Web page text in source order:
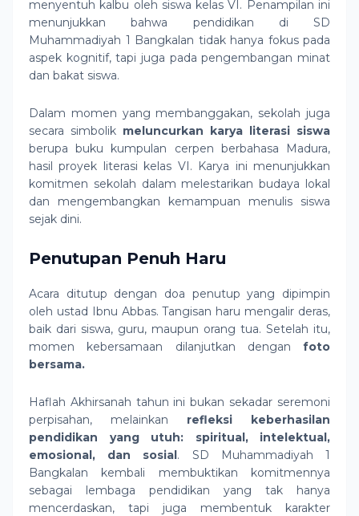
menyentuh kalbu oleh siswa kelas VI. Penampilan ini
menunjukkan bahwa pendidikan di SD
Muhammadiyah 1 Bangkalan tidak hanya fokus pada
aspek kognitif, tapi juga pada pengembangan minat
dan bakat siswa.
Dalam momen yang membanggakan, sekolah juga
secara simbolik meluncurkan karya literasi siswa
berupa buku kumpulan cerpen berbahasa Madura,
hasil proyek literasi kelas VI. Karya ini menunjukkan
komitmen sekolah dalam melestarikan budaya lokal
dan mengembangkan kemampuan menulis siswa
sejak dini.
Penutupan Penuh Haru
Acara ditutup dengan doa penutup yang dipimpin
oleh ustad Ibnu Abbas. Tangisan haru mengalir deras,
baik dari siswa, guru, maupun orang tua. Setelah itu,
momen kebersamaan dilanjutkan dengan foto
bersama.
Haflah Akhirsanah tahun ini bukan sekadar seremoni
perpisahan, melainkan refleksi keberhasilan
pendidikan yang utuh: spiritual, intelektual,
emosional, dan sosial. SD Muhammadiyah 1
Bangkalan kembali membuktikan komitmennya
sebagai lembaga pendidikan yang tak hanya
mencerdaskan, tapi juga membentuk karakter